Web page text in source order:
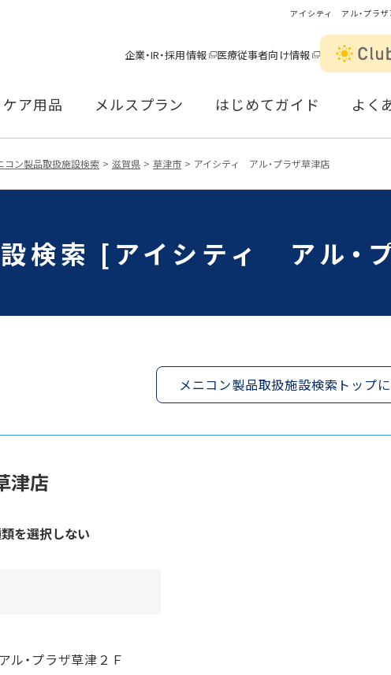
アイシティ アル・プラ
企業・IR・採用情報 医療従事者向け情報
ケア用品 メルスプラン はじめてガイド よく
コン製品取扱施設検索 滋賀県 草津市 アイシティ アル・プラザ草津店
検索 [アイシティ アル・
メニコン製品取扱施設検索トップ
津店
を選択しない
・プラザ草津２Ｆ